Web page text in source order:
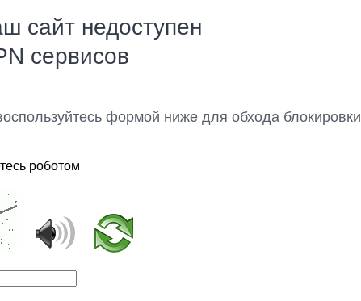
сайт недоступен
сервисов
формой ниже для обхода блокировки
роботом